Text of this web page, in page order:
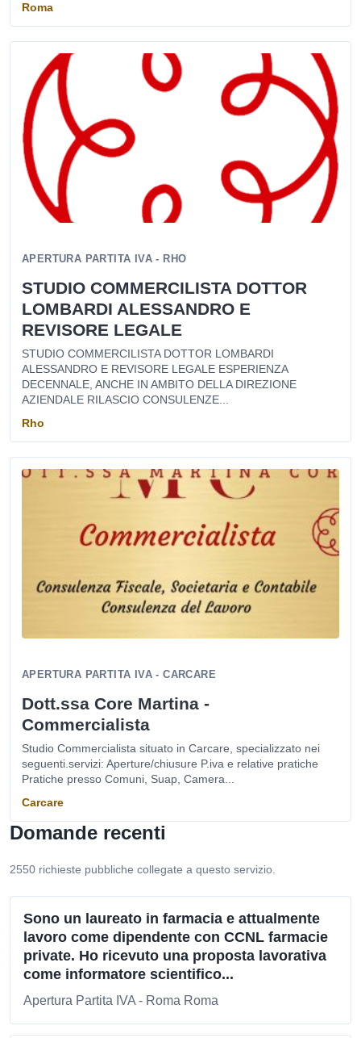
Roma
APERTURA PARTITA IVA - RHO
STUDIO COMMERCILISTA DOTTOR
LOMBARDI ALESSANDRO E
REVISORE LEGALE
STUDIO COMMERCILISTA DOTTOR LOMBARDI
ALESSANDRO E REVISORE LEGALE ESPERIENZA
DECENNALE, ANCHE IN AMBITO DELLA DIREZIONE
AZIENDALE RILASCIO CONSULENZE...
Rho
APERTURA PARTITA IVA - CARCARE
Dott.ssa Core Martina -
Commercialista
Studio Commercialista situato in Carcare, specializzato nei
seguenti.servizi: Aperture/chiusure P.iva e relative pratiche
Pratiche presso Comuni, Suap, Camera...
Carcare
Domande recenti
2550 richieste pubbliche collegate a questo servizio.
Sono un laureato in farmacia e attualmente
lavoro come dipendente con CCNL farmacie
private. Ho ricevuto una proposta lavorativa
come informatore scientifico...
Apertura Partita IVA - Roma Roma